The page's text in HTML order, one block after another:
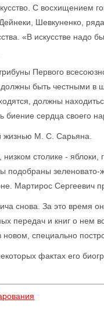
С восхищением
Шевкуненко,
«В искусстве надо
Первого
быть честными в
должны
биение сердца своего
жизнью М. С. Сарьяна.
столике -
подобраны
Мартирос Сергеевич
снова. За это время
передач и книг о нем
специально
фактах его